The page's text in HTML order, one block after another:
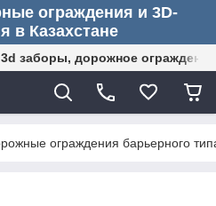
ограждения и 3D-
в Казахстане
дорожное ограждение
ограждения барьерного